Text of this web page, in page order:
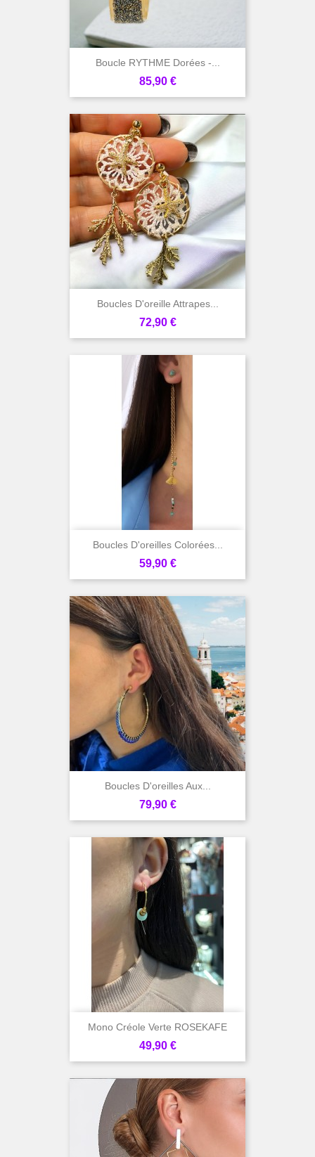
Boucle RYTHME Dorées -...
Prix
85,90 €
Boucles D'oreille Attrapes...
Prix
72,90 €
Boucles D'oreilles Colorées...
Prix
59,90 €
Boucles D'oreilles Aux...
Prix
79,90 €
Mono Créole Verte ROSEKAFE
Prix
49,90 €